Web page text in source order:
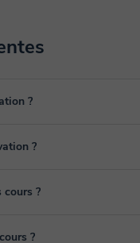
?
réservation jusqu'à 8
?
arriver, vous
cours ?
salle de classe virtuelle
?